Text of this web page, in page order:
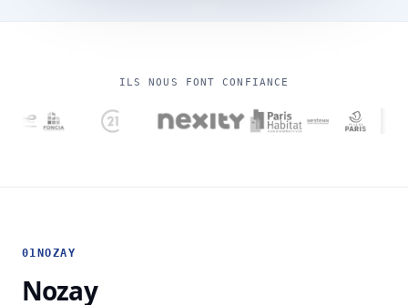
ILS NOUS FONT CONFIANCE
01 NOZAY
Nozay